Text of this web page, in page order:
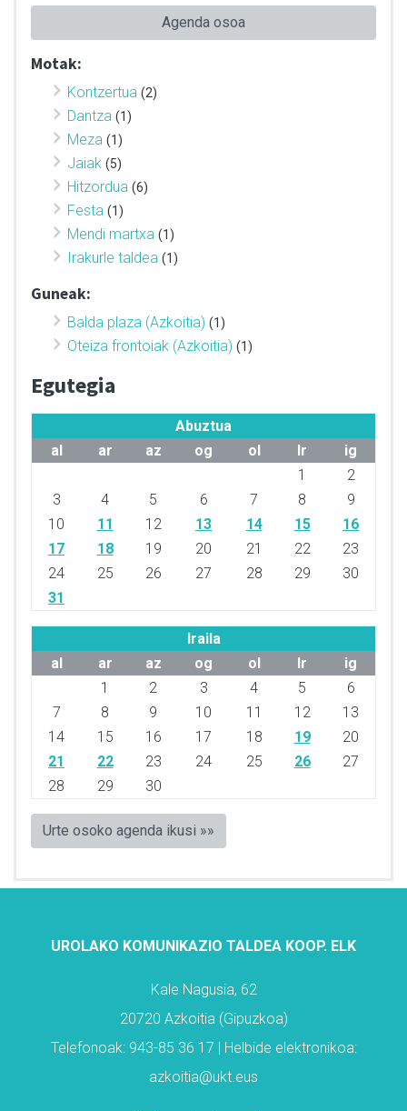
Agenda osoa
Motak:
Kontzertua (2)
Dantza (1)
Meza (1)
Jaiak (5)
Hitzordua (6)
Festa (1)
Mendi martxa (1)
Irakurle taldea (1)
Guneak:
Balda plaza (Azkoitia) (1)
Oteiza frontoiak (Azkoitia) (1)
Egutegia
Abuztua
al
ar az og ol lr
ig
1
2
3
4 5 6 7 8
9
10
11 12 13 14 15
16
17
18 19 20 21 22
23
24
25 26 27 28 29
30
31
Iraila
al
ar az og ol lr
ig
1
2 3 4 5
6
7
8 9 10 11 12
13
14
15 16 17 18 19
20
21
22 23 24 25 26
27
28
29 30
Urte osoko agenda ikusi »»
UROLAKO KOMUNIKAZIO TALDEA KOOP. ELK
Kale Nagusia, 62
20720 Azkoitia (Gipuzkoa)
Telefonoak: 943-85 36 17 | Helbide elektronikoa:
azkoitia@ukt.eus